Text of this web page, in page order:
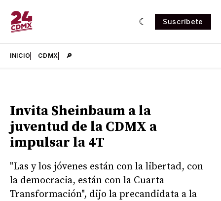
Suscríbete
INICIO CDMX 🔎
Invita Sheinbaum a la
juventud de la CDMX a
impulsar la 4T
"Las y los jóvenes están con la libertad, con
la democracia, están con la Cuarta
Transformación", dijo la precandidata a la